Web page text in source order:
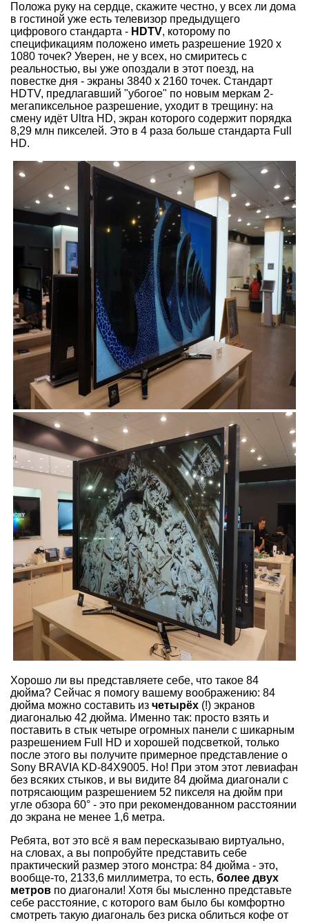
Положа руку на сердце, скажите честно, у всех ли дома
в гостиной уже есть телевизор предыдущего
цифрового стандарта - HDTV, которому по
спецификациям положено иметь разрешение 1920 х
1080 точек? Уверен, не у всех, но смиритесь с
реальностью, вы уже опоздали в этот поезд, на
повестке дня - экраны 3840 x 2160 точек. Стандарт
HDTV, предлагавший "убогое" по новым меркам 2-
мегапиксельное разрешение, уходит в трещину: на
смену идёт Ultra HD, экран которого содержит порядка
8,29 млн пикселей. Это в 4 раза больше стандарта Full
HD.
Хорошо ли вы представляете себе, что такое 84
дюйма? Сейчас я помогу вашему воображению: 84
дюйма можно составить из четырёх (!) экранов
диагональю 42 дюйма. Именно так: просто взять и
поставить в стык четыре огромных панели с шикарным
разрешением Full HD и хорошей подсветкой, только
после этого вы получите примерное представление о
Sony BRAVIA KD-84X9005. Но! При этом этот левиафан
без всяких стыков, и вы видите 84 дюйма диагонали с
потрясающим разрешением 52 пикселя на дюйм при
угле обзора 60° - это при рекомендованном расстоянии
до экрана не менее 1,6 метра.
Ребята, вот это всё я вам пересказываю виртуально,
на словах, а вы попробуйте представить себе
практический размер этого монстра: 84 дюйма - это,
вообще-то, 2133,6 миллиметра, то есть, более двух
метров по диагонали! Хотя бы мысленно представьте
себе расстояние, с которого вам было бы комфортно
смотреть такую диагональ без риска облиться кофе от